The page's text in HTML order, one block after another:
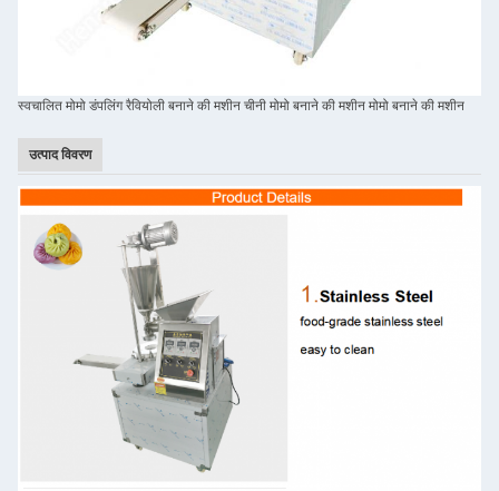
स्वचालित मोमो डंपलिंग रैवियोली बनाने की मशीन चीनी मोमो बनाने की मशीन मोमो बनाने की मशीन
उत्पाद विवरण